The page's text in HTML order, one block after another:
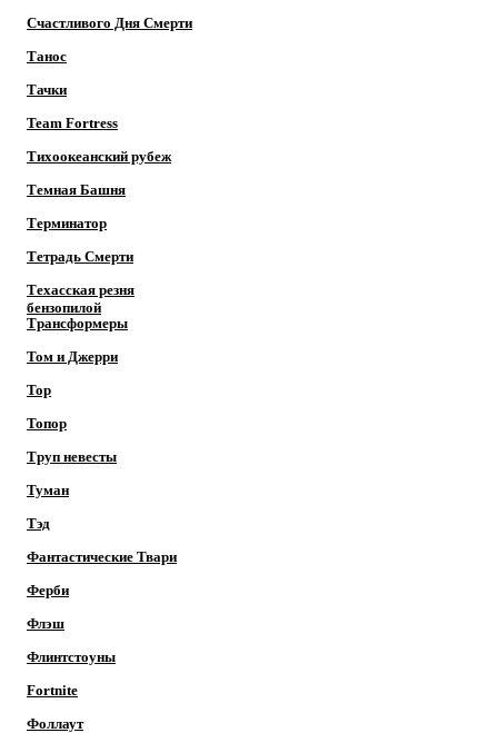
Счастливого Дня Смерти
Танос
Тачки
Team Fortress
Тихоокеанский рубеж
Темная Башня
Терминатор
Тетрадь Смерти
Техасская резня
бензопилой
Трансформеры
Том и Джерри
Тор
Топор
Труп невесты
Туман
Тэд
Фантастические Твари
Ферби
Флэш
Флинтстоуны
Fortnite
Фоллаут